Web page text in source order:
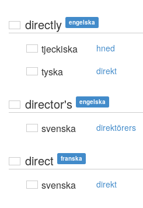
directly engelska
tjeckiska hned
tyska direkt
director's engelska
svenska direktörers
direct franska
svenska direkt